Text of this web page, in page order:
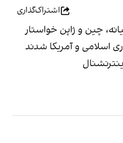
اشتراک‌گذاری
چین و ژاپن خواستار
اسلامی و آمریکا شدند